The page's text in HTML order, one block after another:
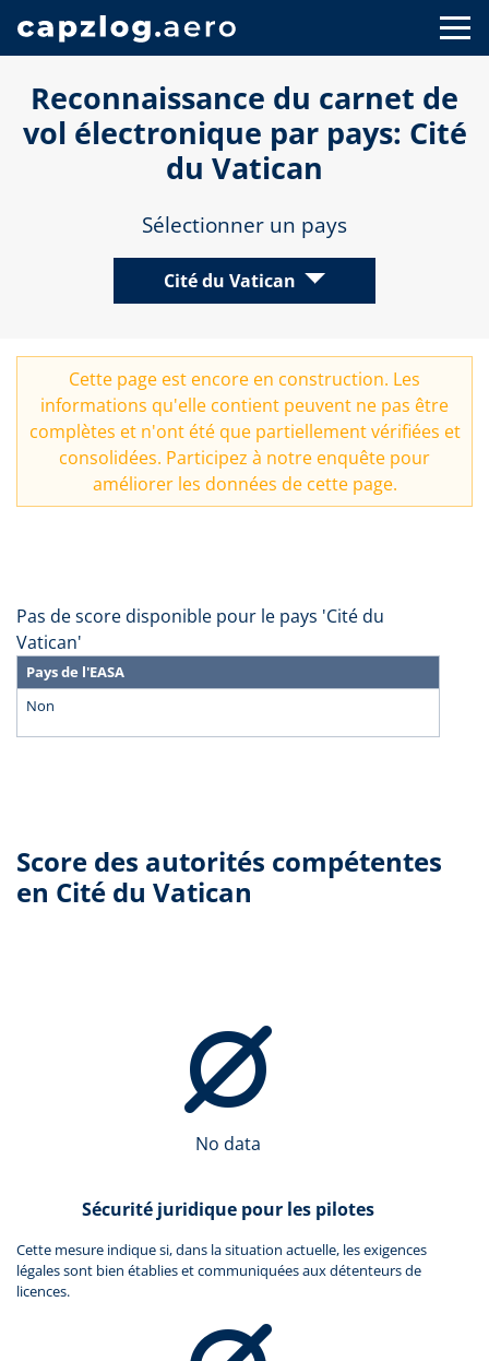
Reconnaissance du carnet de
vol électronique par pays: Cité
du Vatican
Sélectionner un pays
Cité du Vatican
Cette page est encore en construction. Les
informations qu'elle contient peuvent ne pas être
complètes et n'ont été que partiellement vérifiées et
consolidées. Participez à notre enquête pour
améliorer les données de cette page.
Pas de score disponible pour le pays 'Cité du
Vatican'
Pays de l'EASA
Non
Score des autorités compétentes
en Cité du Vatican
No data
Sécurité juridique pour les pilotes
Cette mesure indique si, dans la situation actuelle, les exigences
légales sont bien établies et communiquées aux détenteurs de
licences.